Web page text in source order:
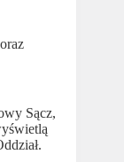
Sącz,